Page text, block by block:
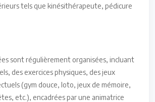
tels que kinésithérapeute, pédicure
sont régulièrement organisées, incluant
des exercices physiques, des jeux
(gym douce, loto, jeux de mémoire,
etc.), encadrées par une animatrice